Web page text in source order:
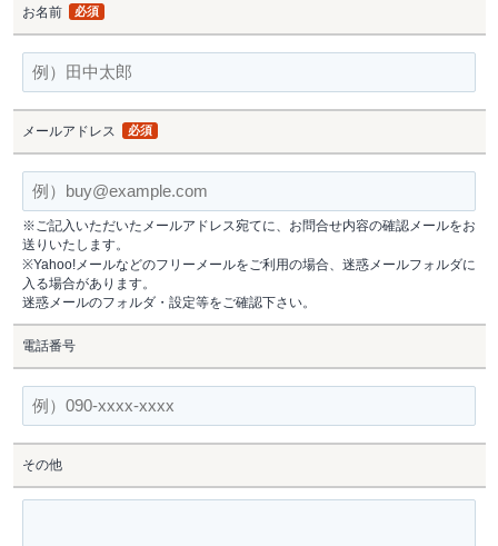
お名前 必須
メールアドレス 必須
※ご記入いただいたメールアドレス宛てに、お問合せ内容の確認メールをお
送りいたします。
※Yahoo!メールなどのフリーメールをご利用の場合、迷惑メールフォルダに
入る場合があります。
迷惑メールのフォルダ・設定等をご確認下さい。
電話番号
その他